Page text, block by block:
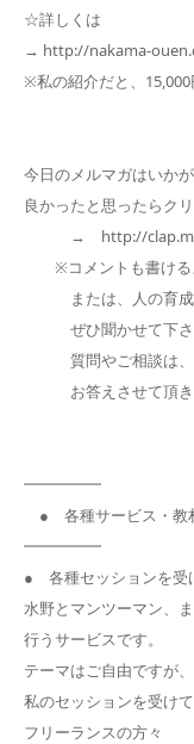
☆詳しくは
→ http://nakama-
※私の紹介だと、15,000
今日のメルマガはいか
良かったと思ったらク
→ http://
※コメントも書ける
または、人の育成
ぜひ聞かせて下さ
質問やご相談は、
お答えさせて頂き
━━━━━
● 各種サービス・教
━━━━━
● 各種セッションを受
水野とマンツーマン、
行うサービスです。
テーマはご自由ですが
私のセッションを受け
フリーランスの方々